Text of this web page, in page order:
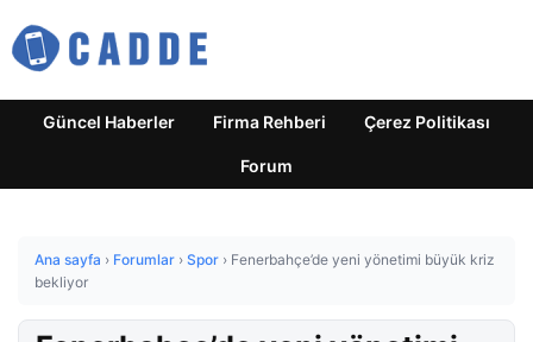
Güncel Haberler Firma Rehberi Çerez Politikası
Forum
Ana sayfa › Forumlar › Spor › Fenerbahçe’de yeni yönetimi büyük kriz
bekliyor